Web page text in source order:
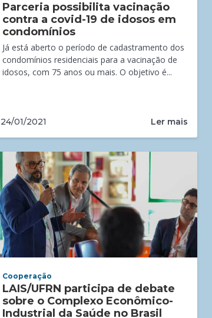
Parceria possibilita vacinação
contra a covid-19 de idosos em
condomínios
Já está aberto o período de cadastramento dos
condomínios residenciais para a vacinação de
idosos, com 75 anos ou mais. O objetivo é...
24/01/2021 Ler mais
Cooperação
LAIS/UFRN participa de debate
sobre o Complexo Econômico-
Industrial da Saúde no Brasil